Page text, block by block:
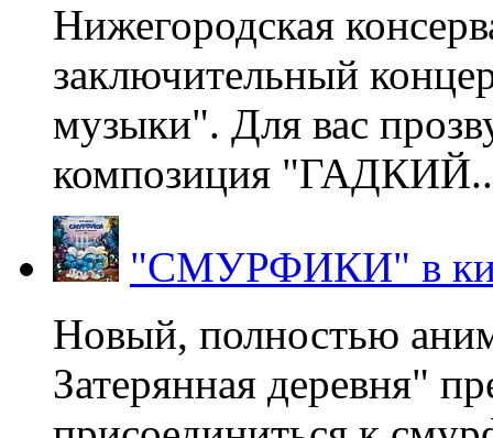
Нижегородская
заключительный
музыки". Для вас
композиция
"СМУРФИКИ" в
Новый, полностью
Затерянная деревня"